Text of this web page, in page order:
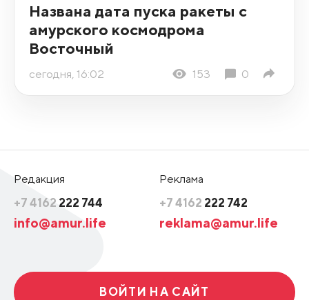
Названа дата пуска ракеты с
амурского космодрома
Восточный
сегодня, 16:02 153 0
Редакция
+7 4162 222 744
info@amur.life
Реклама
+7 4162 222 742
reklama@amur.life
ВОЙТИ НА САЙТ